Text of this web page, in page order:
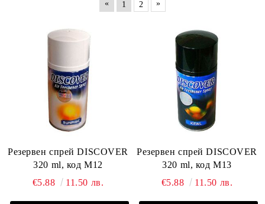
« 1 2 »
Резервен спрей DISCOVER
320 ml, код М12
€5.88
11.50 лв.
Резервен спрей DISCOVER
320 ml, код М13
€5.88
11.50 лв.